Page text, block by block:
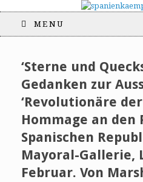
MENU
‘Sterne und
Gedanken zur
‘Revolutionäre
Hommage an den
Spanischen
Mayoral-Gallerie,
Februar. Von